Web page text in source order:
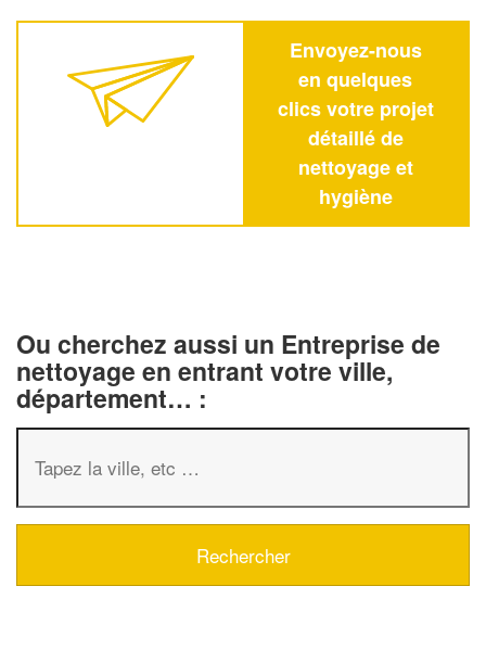
Envoyez-nous
en quelques
clics votre projet
détaillé de
nettoyage et
hygiène
Ou cherchez aussi un Entreprise de
nettoyage en entrant votre ville,
département… :